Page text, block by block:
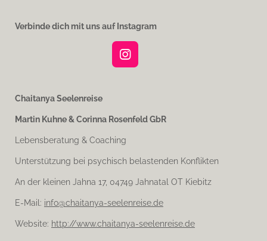
Verbinde dich mit uns auf Instagram
I
g
a
m
Chaitanya Seelenreise
Martin Kuhne & Corinna Rosenfeld GbR
Lebensberatung & Coaching
Unterstützung bei psychisch belastenden Konflikten
An der kleinen Jahna 17, 04749 Jahnatal OT Kiebitz
E-Mail: info@chaitanya-seelenreise.de
Website: http://www.chaitanya-seelenreise.de